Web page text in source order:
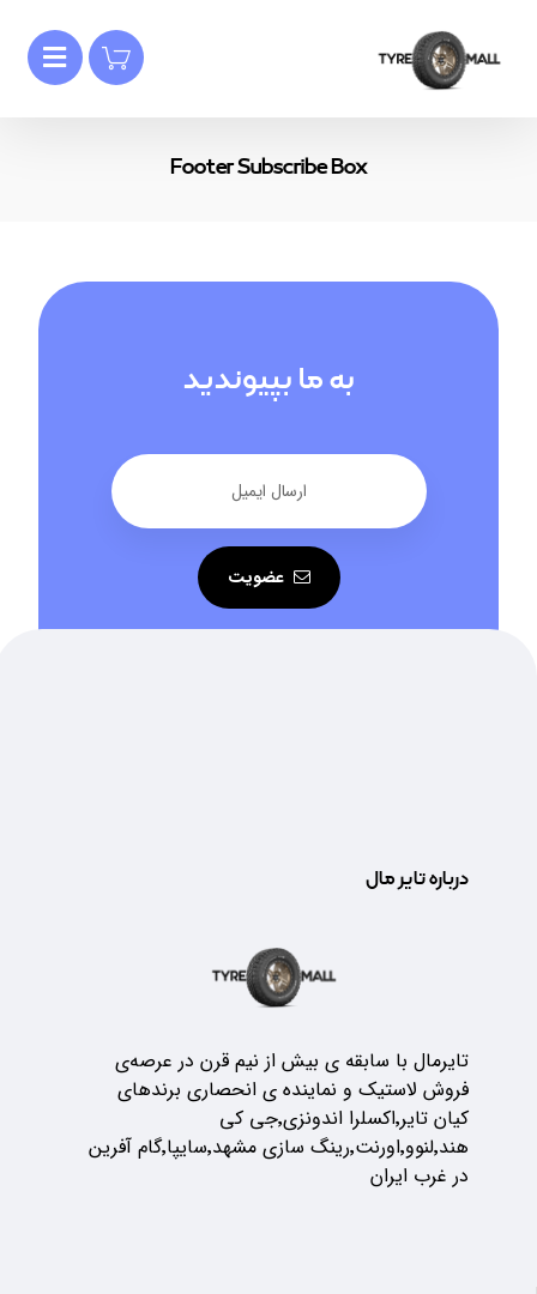
Footer Subscribe Box
به ما بپیوندید
عضویت
درباره تایر مال
تایرمال با سابقه ی بیش از نیم قرن در عرصه‌ی
فروش لاستیک و نماینده ی انحصاری برندهای
کیان تایر٬اکسلرا اندونزی٬جی کی
هند٬لنوو٬اورنت٬رینگ سازی مشهد٬سایپا٬گام آفرین
در غرب ایران